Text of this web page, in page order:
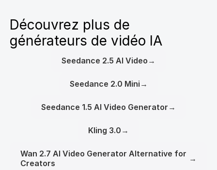
Découvrez plus de
générateurs de vidéo IA
Seedance 2.5 AI Video →
Seedance 2.0 Mini →
Seedance 1.5 AI Video Generator →
Kling 3.0 →
Wan 2.7 AI Video Generator Alternative for
Creators
→